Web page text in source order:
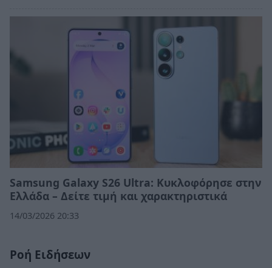
Samsung Galaxy S26 Ultra: Κυκλοφόρησε στην
Ελλάδα – Δείτε τιμή και χαρακτηριστικά
14/03/2026 20:33
Ροή Ειδήσεων